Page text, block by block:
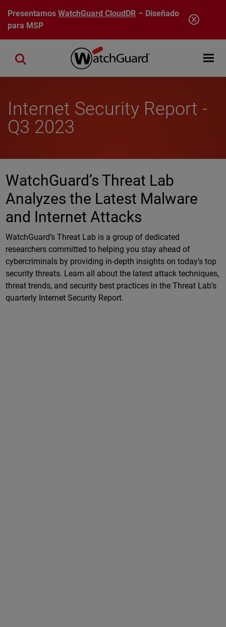
Pasar al contenido principal
PresentamosWatchGuard CloudDR – Diseñado
para MSP
Open
Close search
Internet Security Report -
Q3 2023
WatchGuard’s Threat Lab
Analyzes the Latest Malware
and Internet Attacks
WatchGuard’s Threat Lab is a group of dedicated
researchers committed to helping you stay ahead of
cybercriminals by providing in-depth insights on today’s top
security threats. Learn all about the latest attack techniques,
threat trends, and security best practices in the Threat Lab’s
quarterly Internet Security Report.